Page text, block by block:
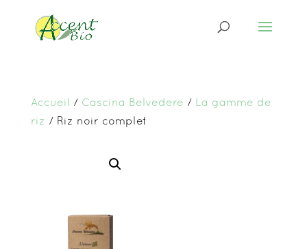
Accueil / Cascina Belvedere / La gamme de
riz / Riz noir complet